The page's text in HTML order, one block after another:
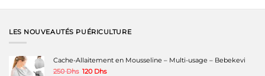
être
LES NOUVEAUTÉS PUÉRICULTURE
Cache-Allaitement en Mousseline – Multi-usage – Bebekevi
250Dhs Le
120 DhsLe